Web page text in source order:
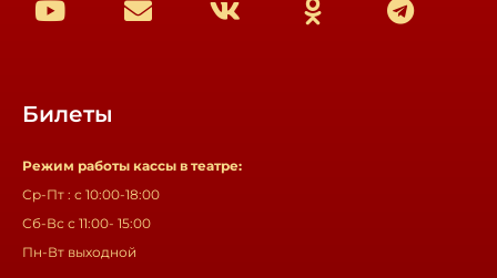
Билеты
Режим работы кассы в театре:
Ср-Пт : с 10:00-18:00
Сб-Вс с 11:00- 15:00
Пн-Вт выходной